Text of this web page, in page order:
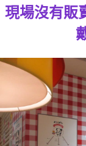
現場沒有販